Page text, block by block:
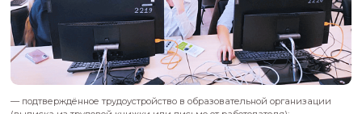
анализ образовательного рынка и
формирование ценностного
кружка;
проектирование и реализация
образовательных программ;